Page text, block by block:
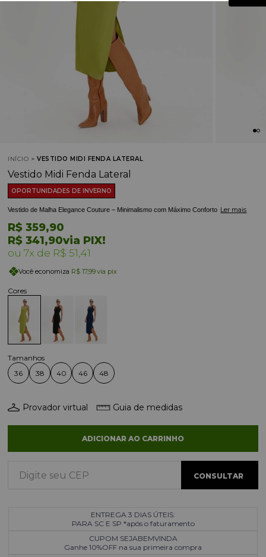
INÍCIO VESTIDO MIDI FENDA LATERAL
Vestido Midi Fenda Lateral
OPORTUNIDADES DE INVERNO
Vestido de Malha Elegance Couture – Minimalismo com Máximo Conforto Ler mais
R$ 341,90via PIX!
R$ 359,90
7x R$ 51,41
Você economiza R$ 17,99via pix
36 38 40 46 48
Provador virtual Guia de medidas
ADICIONAR AO CARRINHO
ENTREGA 3 DIAS ÚTEIS:
PARA SC E SP *após o faturamento
CUPOM SEJABEMVINDA
Ganhe 10%OFF na sua primeira compra